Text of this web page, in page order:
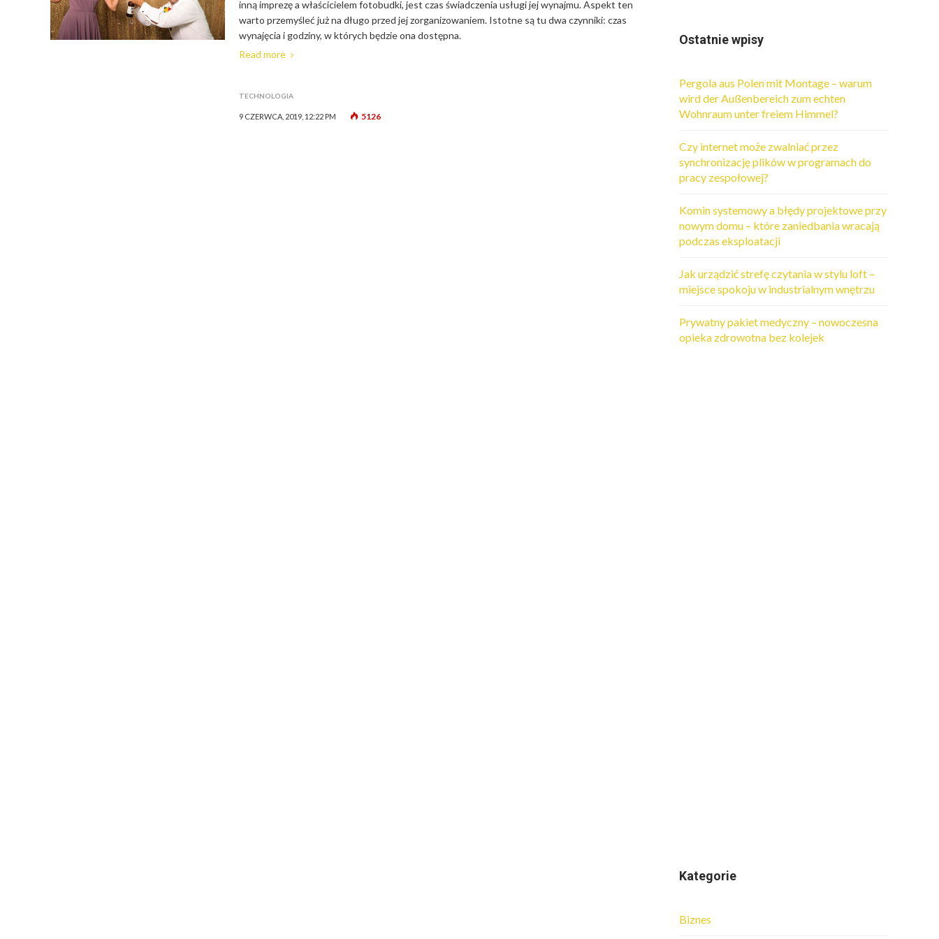
inną imprezę a właścicielem fotobudki, jest czas świadczenia usługi jej wynajmu. Aspekt ten
warto przemyśleć już na długo przed jej zorganizowaniem. Istotne są tu dwa czynniki: czas
wynajęcia i godziny, w których będzie ona dostępna.
Read more
TECHNOLOGIA
9 CZERWCA, 2019, 12:22 PM 5126
Ostatnie wpisy
Pergola aus Polen mit Montage – warum
wird der Außenbereich zum echten
Wohnraum unter freiem Himmel?
Czy internet może zwalniać przez
synchronizację plików w programach do
pracy zespołowej?
Komin systemowy a błędy projektowe przy
nowym domu – które zaniedbania wracają
podczas eksploatacji
Jak urządzić strefę czytania w stylu loft –
miejsce spokoju w industrialnym wnętrzu
Prywatny pakiet medyczny – nowoczesna
opieka zdrowotna bez kolejek
Kategorie
Biznes